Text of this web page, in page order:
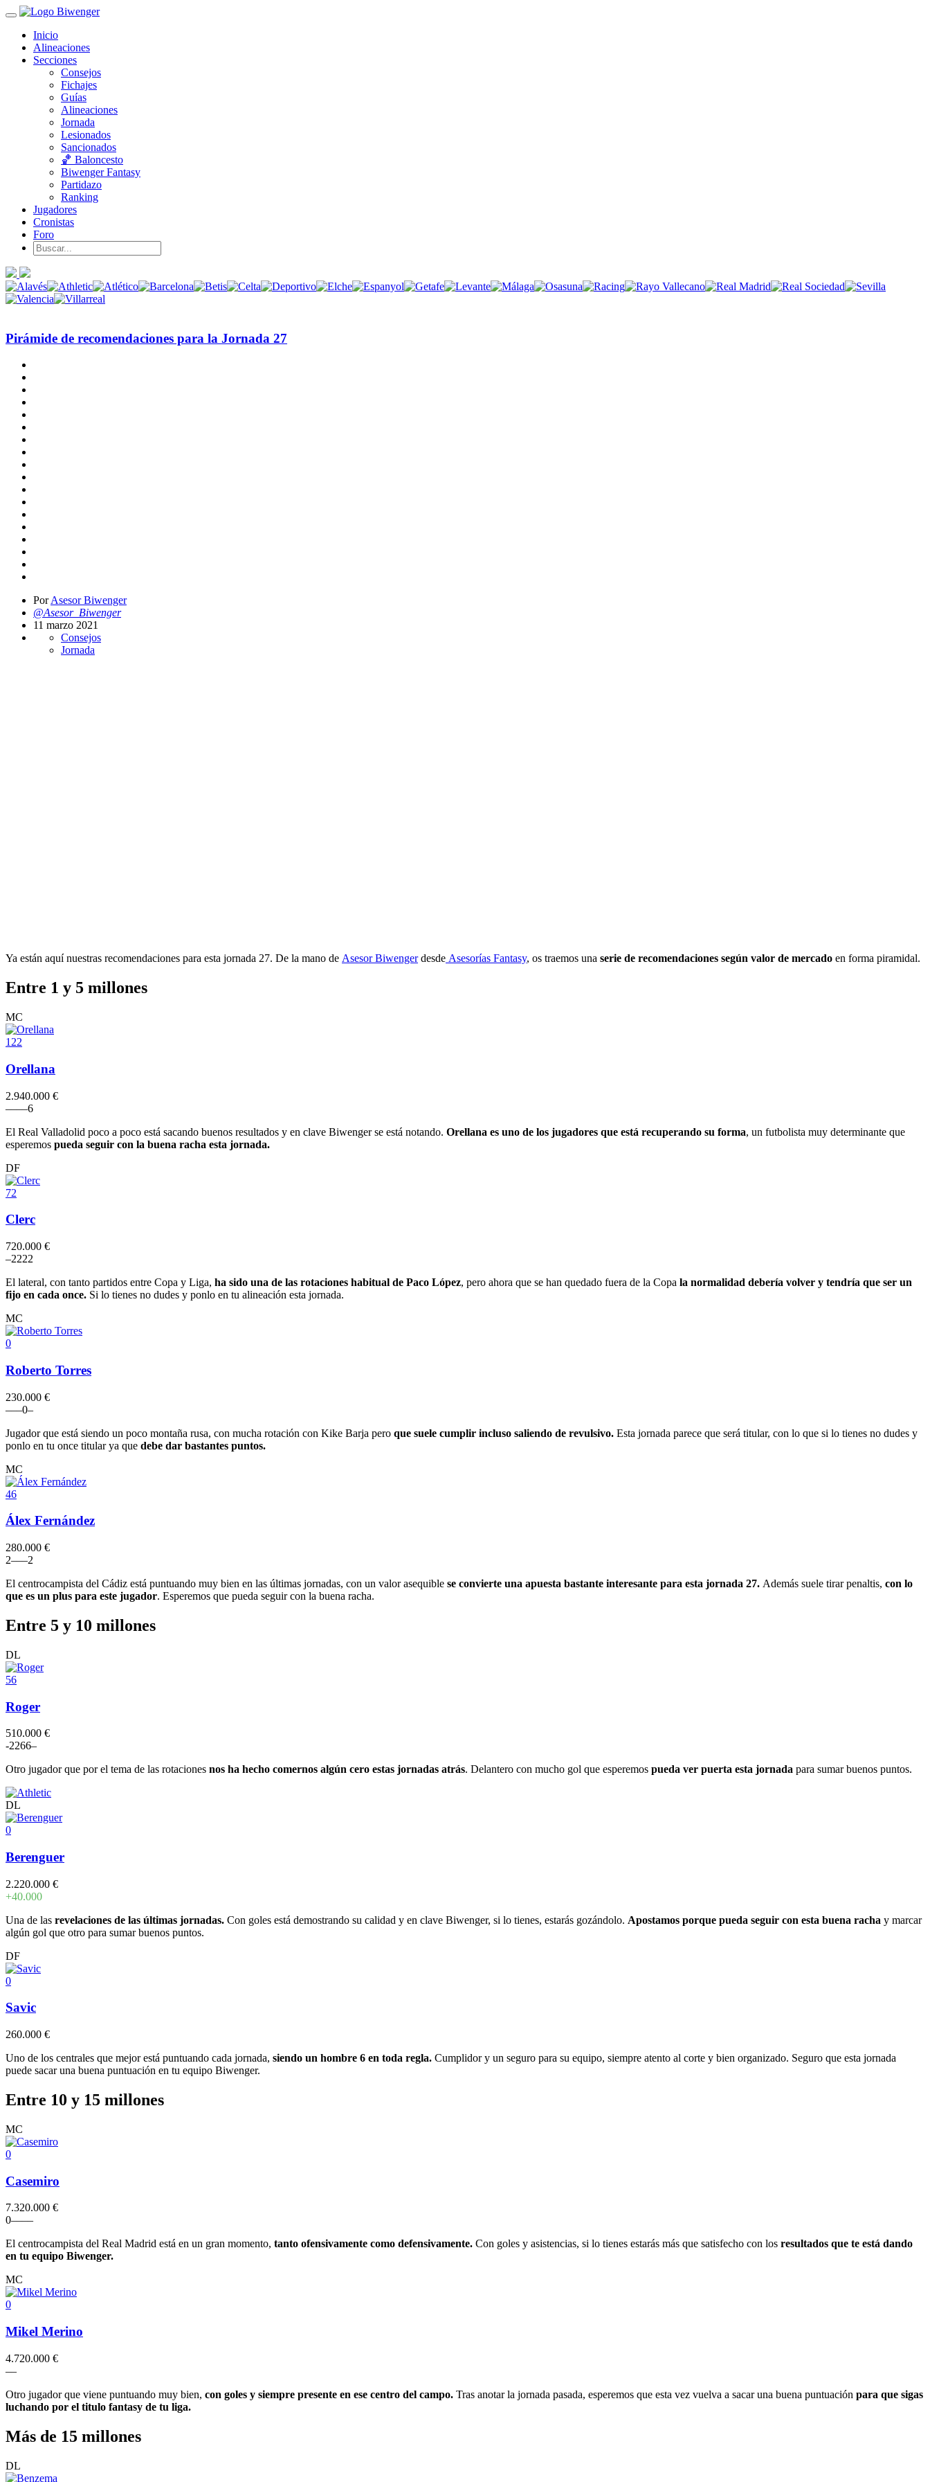
Inicio
Alineaciones
Secciones
Consejos
Fichajes
Guías
Alineaciones
Jornada
Lesionados
Sancionados
🏀 Baloncesto
Biwenger Fantasy
Partidazo
Ranking
Jugadores
Cronistas
Foro
Pirámide de recomendaciones para la Jornada 27
PorAsesor Biwenger
@Asesor_Biwenger
11 marzo 2021
Consejos
Jornada
Ya están aquí nuestras recomendaciones para esta jornada 27. De la mano de Asesor Biwengerdesde Asesorías Fantasy, os traemos una serie de recomendaciones según valor de mercado en forma piramidal.
Entre 1 y 5 millones
MC
122
Orellana
2.940.000 €
––––6
El Real Valladolid poco a poco está sacando buenos resultados y en clave Biwenger se está notando. Orellana es uno de los jugadores que está recuperando su forma, un futbolista muy determinante que
esperemos pueda seguir con la buena racha esta jornada.
DF
72
Clerc
720.000 €
–2222
El lateral, con tanto partidos entre Copa y Liga, ha sido una de las rotaciones habitual de Paco López, pero ahora que se han quedado fuera de la Copa la normalidad debería volver y tendría que ser un
fijo en cada once. Si lo tienes no dudes y ponlo en tu alineación esta jornada.
MC
0
Roberto Torres
230.000 €
–––0–
Jugador que está siendo un poco montaña rusa, con mucha rotación con Kike Barja pero que suele cumplir incluso saliendo de revulsivo. Esta jornada parece que será titular, con lo que si lo tienes no dudes y
ponlo en tu once titular ya que debe dar bastantes puntos.
MC
46
Álex Fernández
280.000 €
2–––2
El centrocampista del Cádiz está puntuando muy bien en las últimas jornadas, con un valor asequible se convierte una apuesta bastante interesante para esta jornada 27. Además suele tirar penaltis, con lo
que es un plus para este jugador. Esperemos que pueda seguir con la buena racha.
Entre 5 y 10 millones
DL
56
Roger
510.000 €
-2266–
Otro jugador que por el tema de las rotaciones nos ha hecho comernos algún cero estas jornadas atrás. Delantero con mucho gol que esperemos pueda ver puerta esta jornada para sumar buenos puntos.
DL
0
Berenguer
2.220.000 €
+40.000
Una de las revelaciones de las últimas jornadas. Con goles está demostrando su calidad y en clave Biwenger, si lo tienes, estarás gozándolo. Apostamos porque pueda seguir con esta buena racha y marcar
algún gol que otro para sumar buenos puntos.
DF
0
Savic
260.000 €
Uno de los centrales que mejor está puntuando cada jornada, siendo un hombre 6 en toda regla. Cumplidor y un seguro para su equipo, siempre atento al corte y bien organizado. Seguro que esta jornada
puede sacar una buena puntuación en tu equipo Biwenger.
Entre 10 y 15 millones
MC
0
Casemiro
7.320.000 €
0––––
El centrocampista del Real Madrid está en un gran momento, tanto ofensivamente como defensivamente. Con goles y asistencias, si lo tienes estarás más que satisfecho con los resultados que te está dando
en tu equipo Biwenger.
MC
0
Mikel Merino
4.720.000 €
––
Otro jugador que viene puntuando muy bien, con goles y siempre presente en ese centro del campo. Tras anotar la jornada pasada, esperemos que esta vez vuelva a sacar una buena puntuación para que sigas
luchando por el titulo fantasy de tu liga.
Más de 15 millones
DL